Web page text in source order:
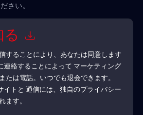
さい。
る
することにより、あなたは同意します
連絡することによって マーケティング
たは電話。いつでも退会できます。
イトと 通信には、独自のプライバシー
ます。